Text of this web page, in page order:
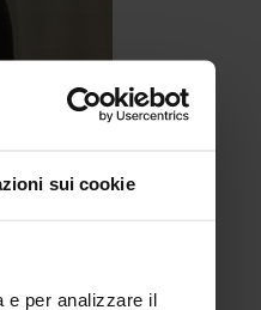
sui cookie
e per analizzare il
Rolfi